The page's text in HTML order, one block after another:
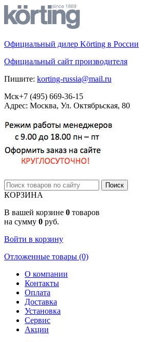
Официальный дилер Körting в России
Официальный сайт производителя
Пишите: korting-russia@mail.ru
Мск+7 (495) 669-36-15
Адрес: Москва, Ул. Октябрьская, 80
КОРЗИНА
В вашей корзине 0 товаров
на сумму 0 руб.
Войти в корзину
Отложенные товары (0)
О компании
Контакты
Оплата
Доставка
Установка
Сервис
Акции